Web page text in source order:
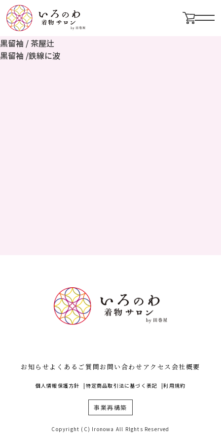
メニ
黒留袖 / 宝づくしに御所車
黒留袖 / 花づくし
黒留袖 / 御所車に美女
黒留袖 / 茶屋辻
黒留袖 /鉄線に波
お知らせ よくあるご質問お問い合わせ アクセス会社概要
個人情報保護方針 特定商品取引法に基づく表記 利用規約
事業再構築
Copyright (C) Ironowa All RIghts Reserved